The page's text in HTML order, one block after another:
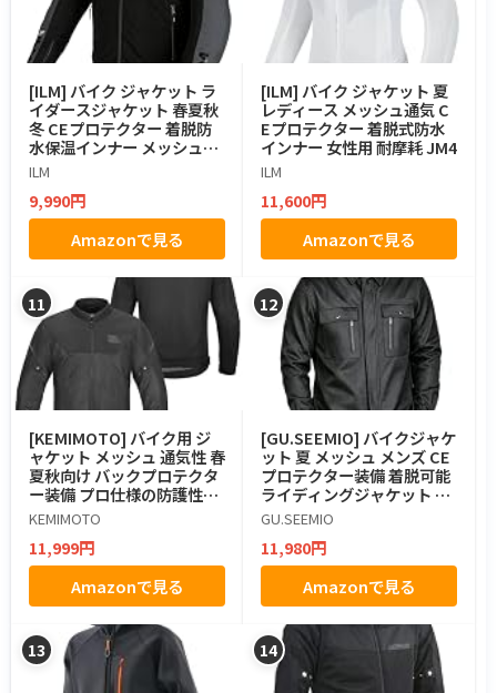
[ILM] バイク ジャケット ラ
イダースジャケット 春夏秋
冬 CEプロテクター 着脱防
水保温インナー メッシュ素
材 通気 耐摩耗 メンズ JAM1
ILM
9,990円
Amazonで見る
[ILM] バイク ジャケット 夏
レディース メッシュ通気 C
Eプロテクター 着脱式防水
インナー 女性用 耐摩耗 JM4
ILM
11,600円
Amazonで見る
11
[KEMIMOTO] バイク用 ジ
ャケット メッシュ 通気性 春
夏秋向け バックプロテクタ
ー装備 プロ仕様の防護性能
CEプロテクションレベル対
応 立体裁断 KM-8138[L]
KEMIMOTO
11,999円
Amazonで見る
12
[GU.SEEMIO] バイクジャケ
ット 夏 メッシュ メンズ CE
プロテクター装備 着脱可能
ライディングジャケット 保
護 通気性 速乾 軽量 反射材
付き 耐摩耗 ツーリング 通勤
ブラック S-4XL (JP, アルフ
ァベット, 2XL, プロテクタ
ー付き)
GU.SEEMIO
11,980円
Amazonで見る
13 14